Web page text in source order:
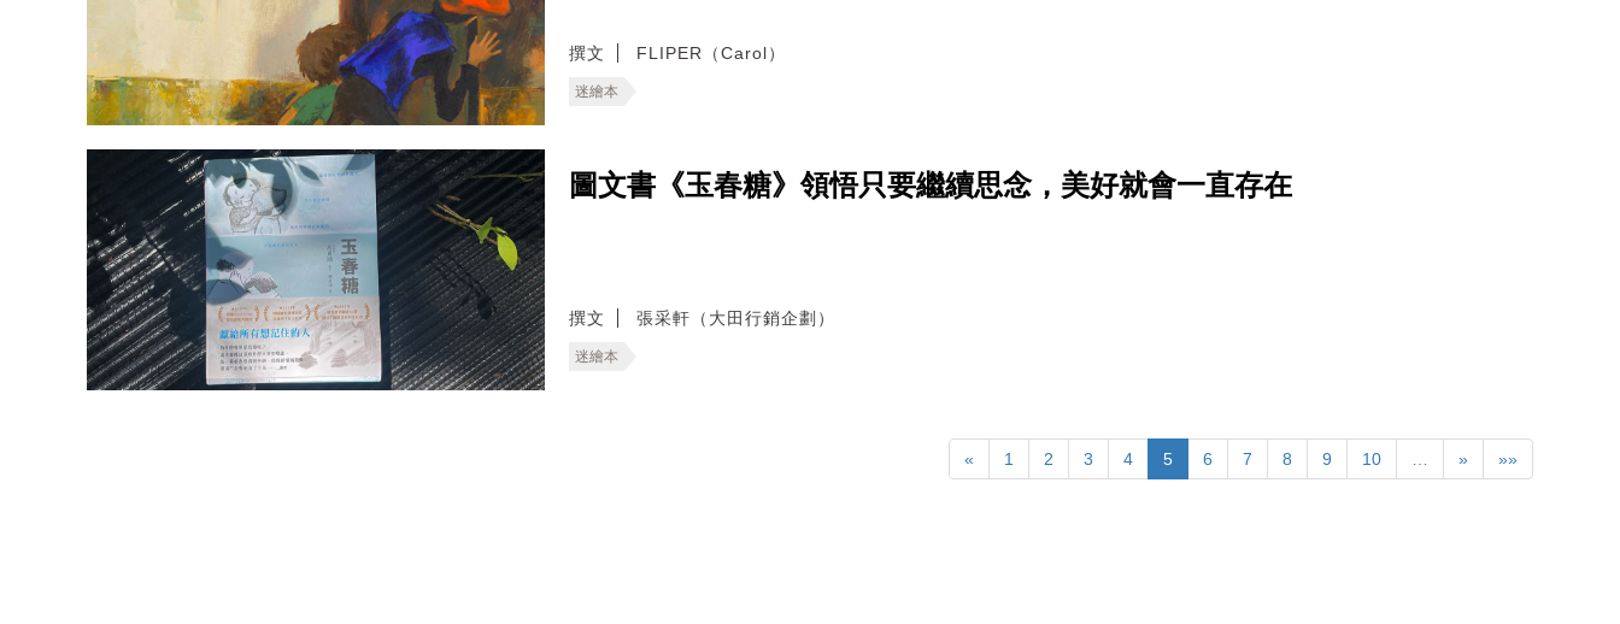
撰文 FLIPER（Carol）
迷繪本
圖文書《玉春糖》領悟只要繼續思念，美好就會一直存在
撰文 張采軒（大田行銷企劃）
迷繪本
« 1 2 3 4 5 6 7 8 9 10 … » »»